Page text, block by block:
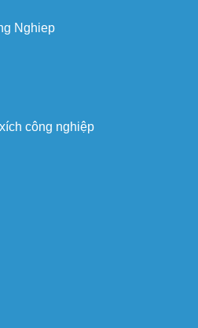
Nghiep
công nghiệp